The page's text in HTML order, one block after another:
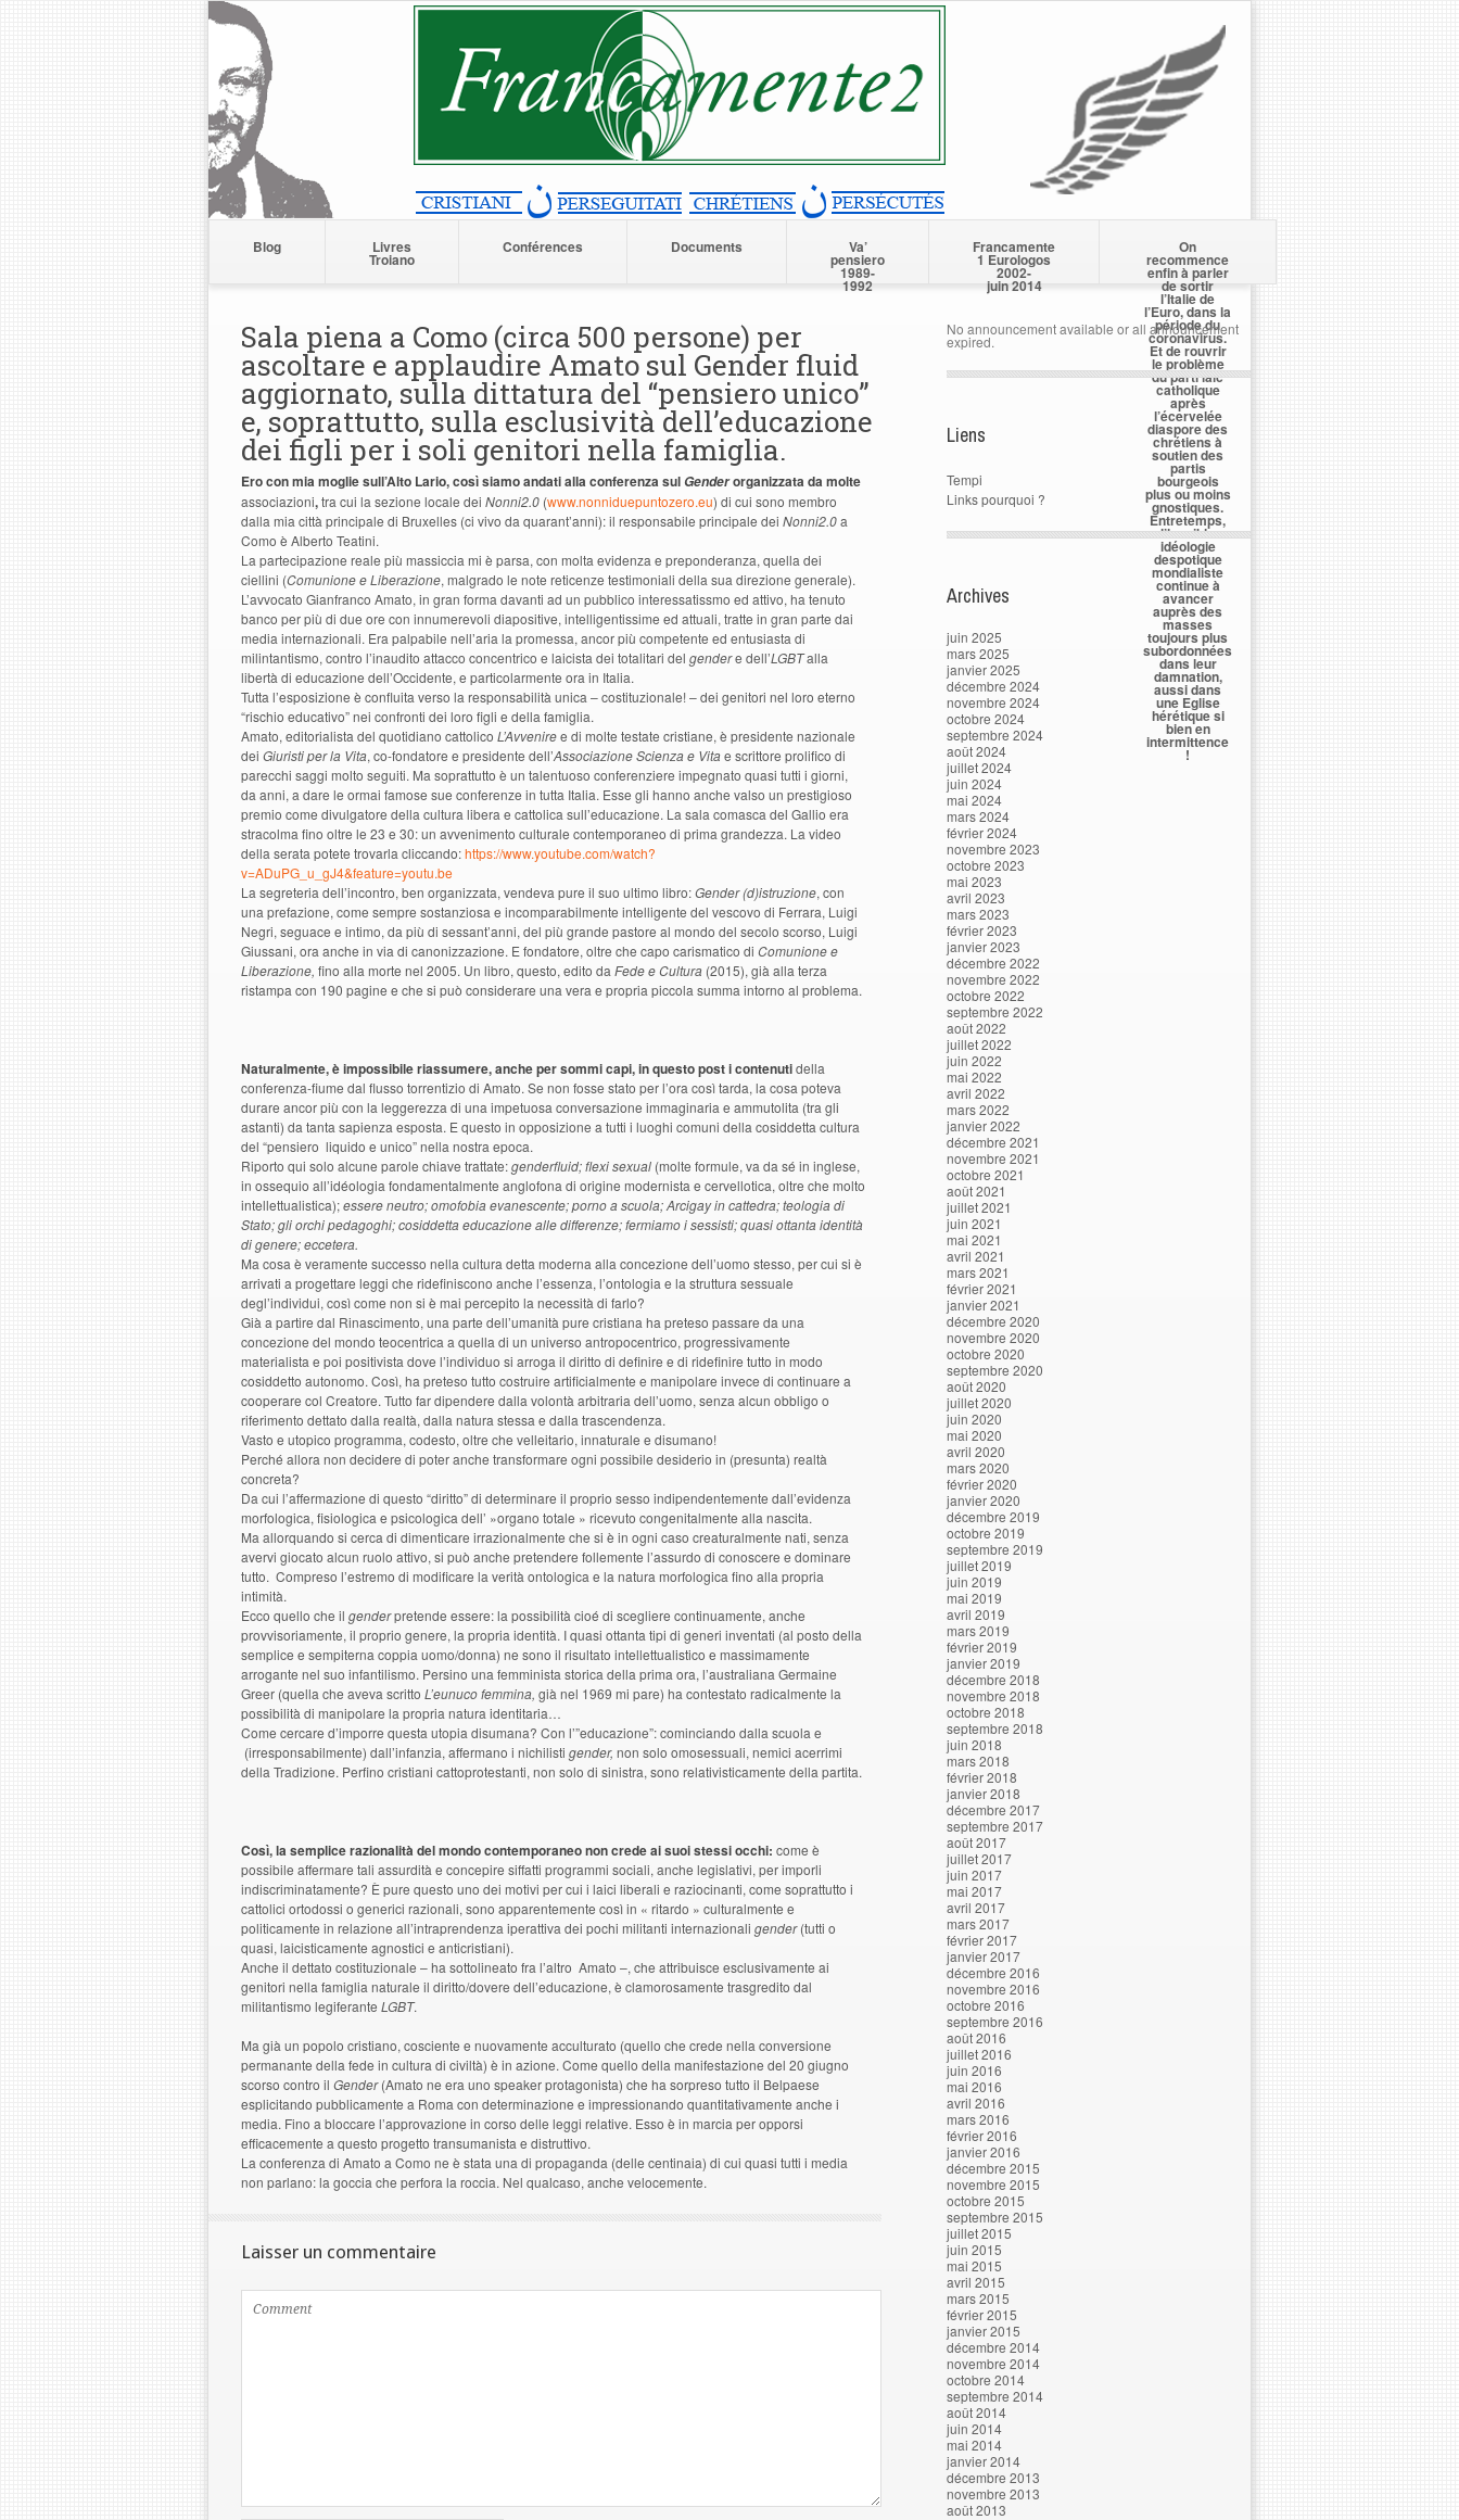
Blog Livres
Troiano
Conférences Documents Va’
pensiero
1989-
1992
Francamente
1 Eurologos
2002-
juin 2014
On
recommence
enfin à parler
de sortir
l’Italie de
l’Euro, dans la
période du
coronavirus.
Et de rouvrir
le problème
du parti laïc
catholique
après
l’écervelée
diaspore des
chrétiens à
soutien des
partis
bourgeois
plus ou moins
gnostiques.
Entretemps,
l’horrible
idéologie
despotique
mondialiste
continue à
avancer
auprès des
masses
toujours plus
subordonnées
dans leur
damnation,
aussi dans
une Eglise
hérétique si
bien en
intermittence
!
Sala piena a Como (circa 500 persone) per
ascoltare e applaudire Amato sul Gender fluid
aggiornato, sulla dittatura del “pensiero unico”
e, soprattutto, sulla esclusività dell’educazione
dei figli per i soli genitori nella famiglia.
Ero con mia moglie sull’Alto Lario, così siamo andati alla conferenza sulGenderorganizzata da molte
associazioni,tra cui la sezione locale dei Nonni2.0 (www.nonniduepuntozero.eu) di cui sono membro
dalla mia città principale di Bruxelles (ci vivo da quarant’anni): il responsabile principale dei Nonni2.0a
Como è Alberto Teatini.
La partecipazione reale più massiccia mi è parsa, con molta evidenza e preponderanza, quella dei
ciellini (Comunione e Liberazione, malgrado le note reticenze testimoniali della sua direzione generale).
L’avvocato Gianfranco Amato, in gran forma davanti ad un pubblico interessatissmo ed attivo, ha tenuto
banco per più di due ore con innumerevoli diapositive, intelligentissime ed attuali, tratte in gran parte dai
media internazionali. Era palpabile nell’aria la promessa, ancor più competente ed entusiasta di
milintantismo, contro l’inaudito attacco concentrico e laicista dei totalitari del gendere dell’LGBTalla
libertà di educazione dell’Occidente, e particolarmente ora in Italia.
Tutta l’esposizione è confluita verso la responsabilità unica – costituzionale! – dei genitori nel loro eterno
“rischio educativo” nei confronti dei loro figli e della famiglia.
Amato, editorialista del quotidiano cattolico L’Avveniree di molte testate cristiane, è presidente nazionale
dei Giuristi per la Vita, co-fondatore e presidente dell’Associazione Scienza e Vitae scrittore prolifico di
parecchi saggi molto seguiti. Ma soprattutto è un talentuoso conferenziere impegnato quasi tutti i giorni,
da anni, a dare le ormai famose sue conferenze in tutta Italia. Esse gli hanno anche valso un prestigioso
premio come divulgatore della cultura libera e cattolica sull’educazione. La sala comasca del Gallio era
stracolma fino oltre le 23 e 30: un avvenimento culturale contemporaneo di prima grandezza. La video
della serata potete trovarla cliccando:https://www.youtube.com/watch?
v=ADuPG_u_gJ4&feature=youtu.be
La segreteria dell’incontro, ben organizzata, vendeva pure il suo ultimo libro:Gender (d)istruzione, con
una prefazione, come sempre sostanziosa e incomparabilmente intelligente del vescovo di Ferrara, Luigi
Negri, seguace e intimo, da più di sessant’anni, del più grande pastore al mondo del secolo scorso, Luigi
Giussani, ora anche in via di canonizzazione. E fondatore, oltre che capo carismatico di Comunione e
Liberazione, fino alla morte nel 2005. Un libro, questo, edito da Fede e Cultura (2015), già alla terza
ristampa con 190 pagine e che si può considerare una vera e propria piccola summa intorno al problema.
Naturalmente, è impossibile riassumere, anche per sommi capi, in questo post i contenutidella
conferenza-fiume dal flusso torrentizio di Amato. Se non fosse stato per l’ora così tarda, la cosa poteva
durare ancor più con la leggerezza di una impetuosa conversazione immaginaria e ammutolita (tra gli
astanti) da tanta sapienza esposta. E questo in opposizione a tutti i luoghi comuni della cosiddetta cultura
del “pensiero liquido e unico” nella nostra epoca.
Riporto qui solo alcune parole chiave trattate:genderfluid; flexi sexual (molte formule, va da sé in inglese,
in ossequio all’idéologia fondamentalmente anglofona di origine modernista e cervellotica, oltre che molto
intellettualistica);essere neutro; omofobia evanescente; porno a scuola; Arcigay in cattedra; teologia di
Stato; gli orchi pedagoghi; cosiddetta educazione alle differenze; fermiamo i sessisti; quasi ottanta identità
di genere; eccetera.
Ma cosa è veramente successo nella cultura detta moderna alla concezione dell’uomo stesso, per cui si è
arrivati a progettare leggi che ridefiniscono anche l’essenza, l’ontologia e la struttura sessuale
degl’individui, così come non si è mai percepito la necessità di farlo?
Già a partire dal Rinascimento, una parte dell’umanità pure cristiana ha preteso passare da una
concezione del mondo teocentrica a quella di un universo antropocentrico, progressivamente
materialista e poi positivista dove l’individuo si arroga il diritto di definire e di ridefinire tutto in modo
cosiddetto autonomo. Così, ha preteso tutto costruire artificialmente e manipolare invece di continuare a
cooperare col Creatore. Tutto far dipendere dalla volontà arbitraria dell’uomo, senza alcun obbligo o
riferimento dettato dalla realtà, dalla natura stessa e dalla trascendenza.
Vasto e utopico programma, codesto, oltre che velleitario, innaturale e disumano!
Perché allora non decidere di poter anche transformare ogni possibile desiderio in (presunta) realtà
concreta?
Da cui l’affermazione di questo “diritto” di determinare il proprio sesso indipendentemente dall’evidenza
morfologica, fisiologica e psicologica dell’ »organo totale » ricevuto congenitalmente alla nascita.
Ma allorquando si cerca di dimenticare irrazionalmente che si è in ogni caso creaturalmente nati, senza
avervi giocato alcun ruolo attivo, si può anche pretendere follemente l’assurdo di conoscere e dominare
tutto. Compreso l’estremo di modificare la verità ontologica e la natura morfologica fino alla propria
intimità.
Ecco quello che il genderpretende essere: la possibilità cioé di scegliere continuamente, anche
provvisoriamente, il proprio genere, la propria identità. I quasi ottanta tipi di generi inventati (al posto della
semplice e sempiterna coppia uomo/donna) ne sono il risultato intellettualistico e massimamente
arrogante nel suo infantilismo. Persino una femminista storica della prima ora, l’australiana Germaine
Greer (quella che aveva scritto L’eunuco femmina, già nel 1969 mi pare) ha contestato radicalmente la
possibilità di manipolare la propria natura identitaria…
Come cercare d’imporre questa utopia disumana? Con l’”educazione”: cominciando dalla scuola e
(irresponsabilmente) dall’infanzia, affermano i nichilisti gender, non solo omosessuali, nemici acerrimi
della Tradizione. Perfino cristiani cattoprotestanti, non solo di sinistra, sono relativisticamente della partita.
Così, la semplice razionalità del mondo contemporaneo non crede ai suoi stessi occhi: come è
possibile affermare tali assurdità e concepire siffatti programmi sociali, anche legislativi, per imporli
indiscriminatamente? È pure questo uno dei motivi per cui i laici liberali e raziocinanti, come soprattutto i
cattolici ortodossi o generici razionali, sono apparentemente così in « ritardo » culturalmente e
politicamente in relazione all’intraprendenza iperattiva dei pochi militanti internazionali gender(tutti o
quasi, laicisticamente agnostici e anticristiani).
Anche il dettato costituzionale – ha sottolineato fra l’altro Amato –, che attribuisce esclusivamente ai
genitori nella famiglia naturale il diritto/dovere dell’educazione, è clamorosamente trasgredito dal
militantismo legiferante LGBT.
Ma già un popolo cristiano, cosciente e nuovamente acculturato (quello che crede nella conversione
permanante della fede in cultura di civiltà) è in azione. Come quello della manifestazione del 20 giugno
scorso contro il Gender(Amato ne era uno speaker protagonista) che ha sorpreso tutto il Belpaese
esplicitando pubblicamente a Roma con determinazione e impressionando quantitativamente anche i
media. Fino a bloccare l’approvazione in corso delle leggi relative. Esso è in marcia per opporsi
efficacemente a questo progetto transumanista e distruttivo.
La conferenza di Amato a Como ne è stata una di propaganda (delle centinaia) di cui quasi tutti i media
non parlano: la goccia che perfora la roccia. Nel qualcaso, anche velocemente.
Laisser un commentaire
No announcement available or all announcement
expired.
Liens
Tempi
Links pourquoi ?
Archives
juin 2025
mars 2025
janvier 2025
décembre 2024
novembre 2024
octobre 2024
septembre 2024
août 2024
juillet 2024
juin 2024
mai 2024
mars 2024
février 2024
novembre 2023
octobre 2023
mai 2023
avril 2023
mars 2023
février 2023
janvier 2023
décembre 2022
novembre 2022
octobre 2022
septembre 2022
août 2022
juillet 2022
juin 2022
mai 2022
avril 2022
mars 2022
janvier 2022
décembre 2021
novembre 2021
octobre 2021
août 2021
juillet 2021
juin 2021
mai 2021
avril 2021
mars 2021
février 2021
janvier 2021
décembre 2020
novembre 2020
octobre 2020
septembre 2020
août 2020
juillet 2020
juin 2020
mai 2020
avril 2020
mars 2020
février 2020
janvier 2020
décembre 2019
octobre 2019
septembre 2019
juillet 2019
juin 2019
mai 2019
avril 2019
mars 2019
février 2019
janvier 2019
décembre 2018
novembre 2018
octobre 2018
septembre 2018
juin 2018
mars 2018
février 2018
janvier 2018
décembre 2017
septembre 2017
août 2017
juillet 2017
juin 2017
mai 2017
avril 2017
mars 2017
février 2017
janvier 2017
décembre 2016
novembre 2016
octobre 2016
septembre 2016
août 2016
juillet 2016
juin 2016
mai 2016
avril 2016
mars 2016
février 2016
janvier 2016
décembre 2015
novembre 2015
octobre 2015
septembre 2015
juillet 2015
juin 2015
mai 2015
avril 2015
mars 2015
février 2015
janvier 2015
décembre 2014
novembre 2014
octobre 2014
septembre 2014
août 2014
juin 2014
mai 2014
janvier 2014
décembre 2013
novembre 2013
août 2013